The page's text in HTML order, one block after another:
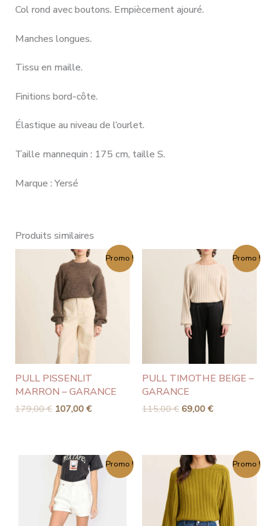
Col rond avec boutons. Empiècement ajouré.
Manches longues.
Tissu en maille.
Finitions bord-côte.
Élastique au niveau de l‘ourlet.
Taille mannequin : 175 cm, taille S.
Marque : Yersé
Produits similaires
Promo !
PULL PISSENLIT
MARRON – GARANCE
179,00€
prix
initial
était :
179,00 €.
107,00 €
prix
actuel
est :
107,00 €.
Promo !
PULL TIMOTHE BEIGE –
GARANCE
115,00€
prix
initial
était :
115,00 €.
69,00 €
Le
prix
actuel
est :
69,00 €.
Promo !
Le
prix
initial
était :
60,00 €.
Le
prix
actuel
est :
30,00 €.
Promo !
Le
prix
initial
était :
115,00 €.
Le
prix
actuel
est :
69,00 €.